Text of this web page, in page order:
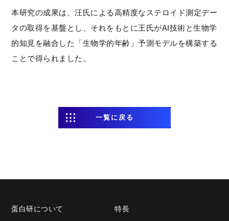
本研究の成果は、汪氏による高精度なステロイド測定デー
タの取得を基盤とし、それをもとに王氏がAI技術と生物学
的知見を融合した「生物学的年齢」予測モデルを構築する
ことで得られました。
一覧に戻る
蛋白研について 特長